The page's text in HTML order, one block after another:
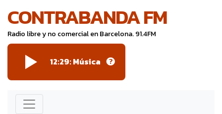
CONTRABANDA FM
Radio libre y no comercial en Barcelona. 91.4FM
12:29: Música